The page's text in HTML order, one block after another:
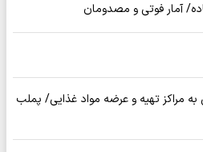
آمار فوتی و مصدومان
مراکز تهیه و عرضه مواد غذایی/ پملب